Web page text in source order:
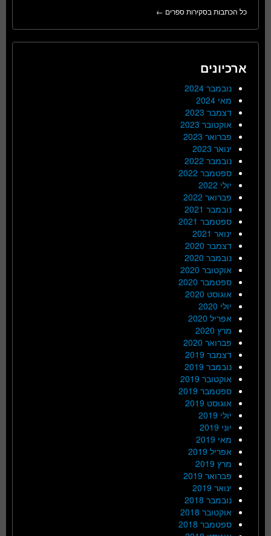
כל הכתבות בסקירות ספרים ←
ארכיונים
נובמבר 2024
מאי 2024
דצמבר 2023
אוקטובר 2023
פברואר 2023
ינואר 2023
נובמבר 2022
ספטמבר 2022
יולי 2022
פברואר 2022
נובמבר 2021
ספטמבר 2021
ינואר 2021
דצמבר 2020
נובמבר 2020
אוקטובר 2020
ספטמבר 2020
אוגוסט 2020
יולי 2020
אפריל 2020
מרץ 2020
פברואר 2020
דצמבר 2019
נובמבר 2019
אוקטובר 2019
ספטמבר 2019
אוגוסט 2019
יולי 2019
יוני 2019
מאי 2019
אפריל 2019
מרץ 2019
פברואר 2019
ינואר 2019
נובמבר 2018
אוקטובר 2018
ספטמבר 2018